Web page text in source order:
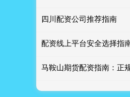
四川配资公司推荐指南
配资线上平台安全选择指
马鞍山期货配资指南：正